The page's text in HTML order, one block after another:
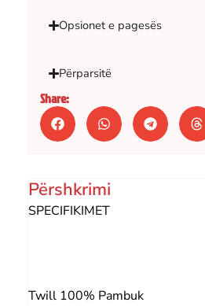
Opsionet e pagesës
Përparsitë
Share:
Përshkrimi
SPECIFIKIMET
Twill 100% Pambuk